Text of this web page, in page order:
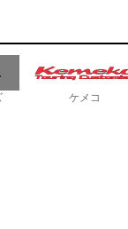
ケメコ